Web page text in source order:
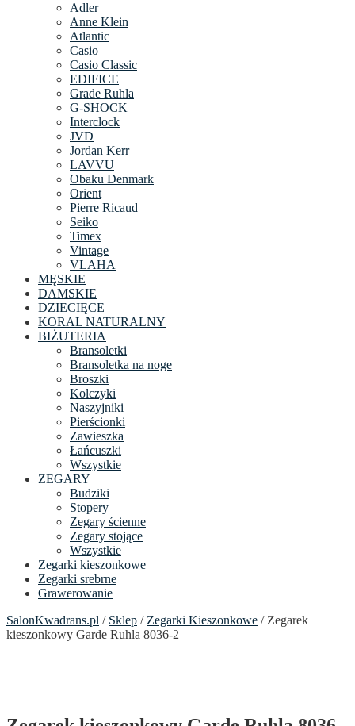
Adler
Anne Klein
Atlantic
Casio
Casio Classic
EDIFICE
Grade Ruhla
G-SHOCK
Interclock
JVD
Jordan Kerr
LAVVU
Obaku Denmark
Orient
Pierre Ricaud
Seiko
Timex
Vintage
VLAHA
MĘSKIE
DAMSKIE
DZIECIĘCE
KORAL NATURALNY
BIŻUTERIA
Bransoletki
Bransoletka na noge
Broszki
Kolczyki
Naszyjniki
Pierścionki
Zawieszka
Łańcuszki
Wszystkie
ZEGARY
Budziki
Stopery
Zegary ścienne
Zegary stojące
Wszystkie
Zegarki kieszonkowe
Zegarki srebrne
Grawerowanie
SalonKwadrans.pl / Sklep / Zegarki Kieszonkowe / Zegarek
kieszonkowy Garde Ruhla 8036-2